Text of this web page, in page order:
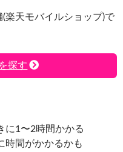
楽天モバイルショップ)で
探す
に1〜2時間かかる
時間がかかるかも